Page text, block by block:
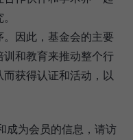
因此，基金会的主要
和教育来推动整个行
获得认证和活动，以
成为会员的信息，请访